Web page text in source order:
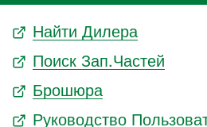
Найти Дилера
Поиск Зап.частей
Брошюра
Руководство